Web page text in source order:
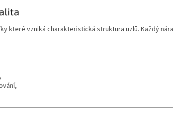
které vzniká charakteristická struktura uzlů. Každý